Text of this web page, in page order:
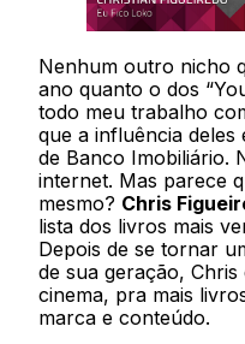
Nenhum outro nicho
ano quanto o dos
todo meu trabalho
que a influência deles
de Banco Imobiliário.
internet. Mas parece
mesmo? Chris
lista dos livros mais
Depois de se tornar
de sua geração,
cinema, pra mais
marca e conteúdo.